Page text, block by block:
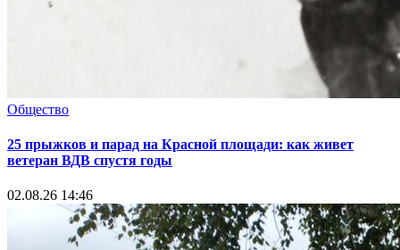
Общество
25 прыжков и парад на Красной площади: как живет
ветеран ВДВ спустя годы
02.08.26 14:46